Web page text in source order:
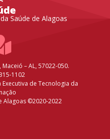
Saúde de Alagoas
Maceió – AL, 57022-050.
1102
de Tecnologia da
Alagoas ©2020-2022